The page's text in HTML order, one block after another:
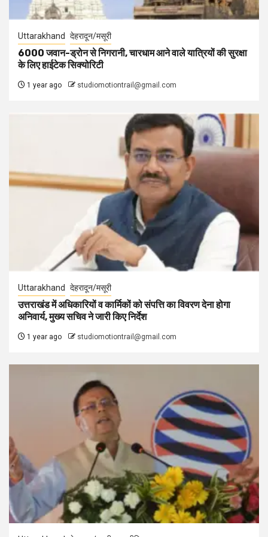
Uttarakhand देहरादून/मसूरी
6000 जवान-ड्रोन से निगरानी, चारधाम आने वाले यात्रियों की सुरक्षा
के लिए हाईटेक सिक्योरिटी
1 year ago studiomotiontrail@gmail.com
Uttarakhand देहरादून/मसूरी
उत्तराखंड में अधिकारियों व कार्मिकों को संपत्ति का विवरण देना होगा
अनिवार्य, मुख्य सचिव ने जारी किए निर्देश
1 year ago studiomotiontrail@gmail.com